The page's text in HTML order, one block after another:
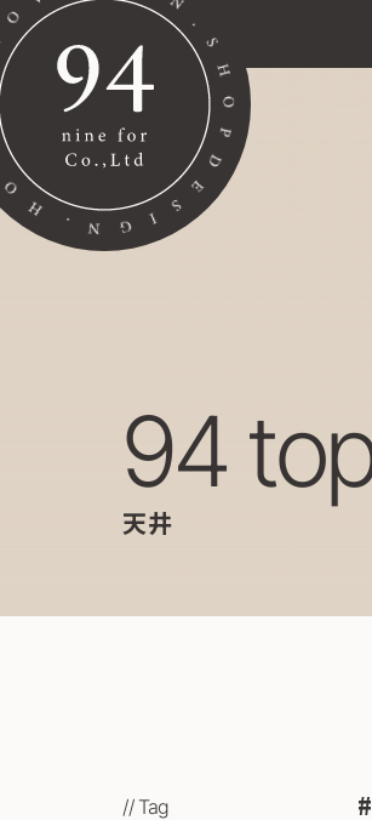
94
天井
// Tag